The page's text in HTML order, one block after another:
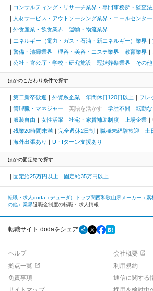
コンサルティング・リサーチ業界・専門事務所・監査
人材サービス・アウトソーシング業界・コールセンター
外食産業・飲食業界
運輸・物流業界
エネルギー（電力・ガス・石油・新エネルギー）業界
警備・清掃業界
理容・美容・エステ業界 教育業界
公社・官公庁・学校・研究施設
冠婚葬祭業界 その他
ほかのこだわり条件で探す
第二新卒歓迎 外資系企業 年間休日120日以上
フレ
管理職・マネジャー
英語を活かす 学歴不問
転勤な
服装自由
女性活躍 社宅・家賃補助制度 上場企業
残業20時間未満
完全週休2日制 職種未経験歓迎 土
海外出張あり
U・Iターン支援あり
ほかの固定給で探す
固定給25万円以上 固定給35万円以上
転職・求人doda（デューダ）トップ関西和歌山県 メーカー（
の他）業界退職金制度の転職・求人情報
転職サイト dodaをシェア
ヘルプ
会社概要
拠点一覧
利用規約
免責事項
通信に関する